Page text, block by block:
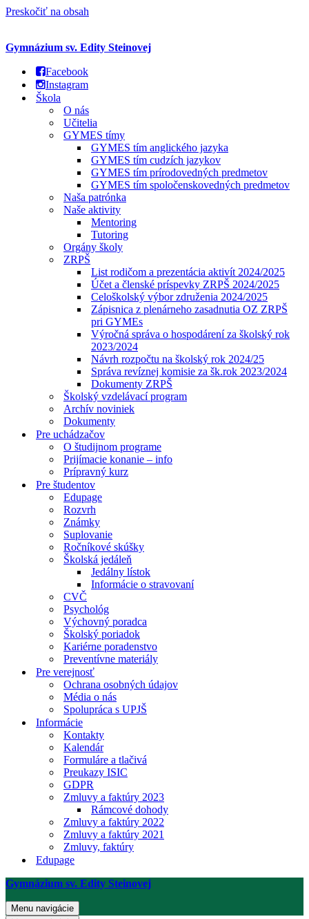
Preskočiť na obsah
Gymnázium sv. Edity Steinovej
Facebook
Instagram
Škola
O nás
Učitelia
GYMES tímy
GYMES tím anglického jazyka
GYMES tím cudzích jazykov
GYMES tím prírodovedných predmetov
GYMES tím spoločenskovedných predmetov
Naša patrónka
Naše aktivity
Mentoring
Tutoring
Orgány školy
ZRPŠ
List rodičom a prezentácia aktivít 2024/2025
Účet a členské príspevky ZRPŠ 2024/2025
Celoškolský výbor združenia 2024/2025
Zápisnica z plenárneho zasadnutia OZ ZRPŠ
pri GYMEs
Výročná správa o hospodárení za školský rok
2023/2024
Návrh rozpočtu na školský rok 2024/25
Správa revíznej komisie za šk.rok 2023/2024
Dokumenty ZRPŠ
Školský vzdelávací program
Archív noviniek
Dokumenty
Pre uchádzačov
O študijnom programe
Prijímacie konanie – info
Prípravný kurz
Pre študentov
Edupage
Rozvrh
Známky
Suplovanie
Ročníkové skúšky
Školská jedáleň
Jedálny lístok
Informácie o stravovaní
CVČ
Psychológ
Výchovný poradca
Školský poriadok
Kariérne poradenstvo
Preventívne materiály
Pre verejnosť
Ochrana osobných údajov
Média o nás
Spolupráca s UPJŠ
Informácie
Kontakty
Kalendár
Formuláre a tlačivá
Preukazy ISIC
GDPR
Zmluvy a faktúry 2023
Rámcové dohody
Zmluvy a faktúry 2022
Zmluvy a faktúry 2021
Zmluvy, faktúry
Edupage
Gymnázium sv. Edity Steinovej
Menu navigácie